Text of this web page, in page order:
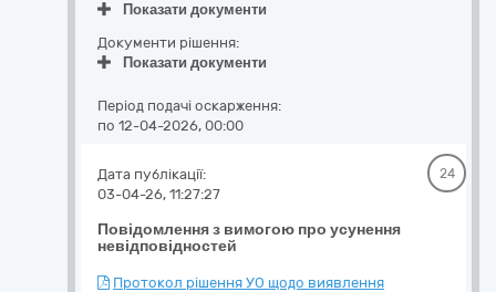
Показати документи
Документи рішення:
Показати документи
Період подачі оскарження:
по 12-04-2026, 00:00
Повідомлення з вимогою про усунення
невідповідностей
Дата публікації:
03-04-26, 11:27:27
24
Протокол рішення УО щодо виявлення